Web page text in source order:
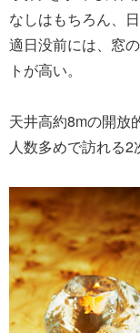
なしはもちろん、
適日没前には、窓
トが高い。
天井高約8mの開放
人数多めで訪れる2